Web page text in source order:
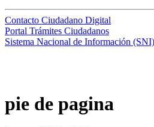
Contacto Ciudadano Digital
Portal Trámites Ciudadanos
Sistema Nacional de Información (SNI)
pie de pagina